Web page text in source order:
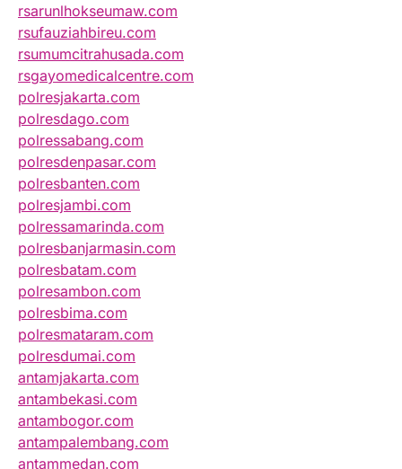
rsarunlhokseumaw.com
rsufauziahbireu.com
rsumumcitrahusada.com
rsgayomedicalcentre.com
polresjakarta.com
polresdago.com
polressabang.com
polresdenpasar.com
polresbanten.com
polresjambi.com
polressamarinda.com
polresbanjarmasin.com
polresbatam.com
polresambon.com
polresbima.com
polresmataram.com
polresdumai.com
antamjakarta.com
antambekasi.com
antambogor.com
antampalembang.com
antammedan.com